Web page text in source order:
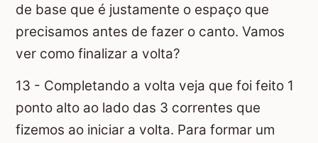
de base que é justamente o espaço que
precisamos antes de fazer o canto. Vamos
ver como finalizar a volta?
13 - Completando a volta veja que foi feito 1
ponto alto ao lado das 3 correntes que
fizemos ao iniciar a volta. Para formar um